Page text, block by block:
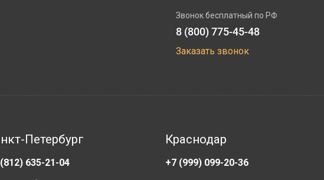
Звонок бесплатный по РФ
8 (800) 775-45-48
Заказать звонок
Петербург
635-21-04
Краснодар
+7 (999) 099-20-36